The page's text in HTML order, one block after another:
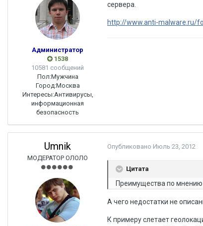
Администратор
1538
10581 сообщений
Пол:Мужчина
Город:Москва
Интересы:Антивирусы,
информационная
безопасность
сервера.
http://www.anti-malware.ru/
Umnik
МОДЕРАТОР ОЛОЛО
Опубликовано Июль 23, 2012
Цитата
Преимущества по мнению
А чего недостатки не
К примеру слетает